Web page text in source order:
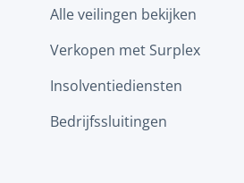
Alle veilingen bekijken
Verkopen met Surplex
Insolventiediensten
Bedrijfssluitingen